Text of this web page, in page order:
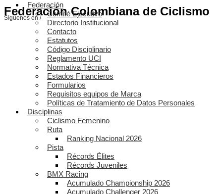
Federación Colombiana de Ciclismo
Síguenos en /
Federación
Comité Ejecutivo
Directorio Institucional
Contacto
Estatutos
Código Disciplinario
Reglamento UCI
Normativa Técnica
Estados Financieros
Formularios
Requisitos equipos de Marca
Políticas de Tratamiento de Datos Personales
Disciplinas
Ciclismo Femenino
Ruta
Ranking Nacional 2026
Pista
Récords Élites
Récords Juveniles
BMX Racing
Acumulado Championship 2026
Acumulado Challenger 2026